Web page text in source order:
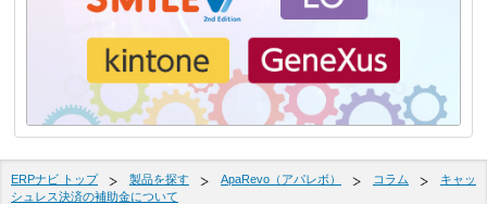
ERPナビ トップ 製品を探す ApaRevo（アパレボ） コラム
キャッ
シュレス決済の補助金について